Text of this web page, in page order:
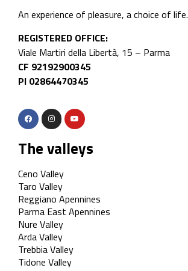
An experience of pleasure, a choice of life.
REGISTERED OFFICE:
Viale Martiri della Libertà, 15 – Parma
CF 92192900345
PI 02864470345
The valleys
Ceno Valley
Taro Valley
Reggiano Apennines
Parma East Apennines
Nure Valley
Arda Valley
Trebbia Valley
Tidone Valley